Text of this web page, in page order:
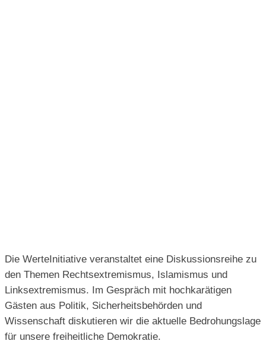
Die WerteInitiative veranstaltet eine Diskussionsreihe zu
den Themen Rechtsextremismus, Islamismus und
Linksextremismus. Im Gespräch mit hochkarätigen
Gästen aus Politik, Sicherheitsbehörden und
Wissenschaft diskutieren wir die aktuelle Bedrohungslage
für unsere freiheitliche Demokratie.